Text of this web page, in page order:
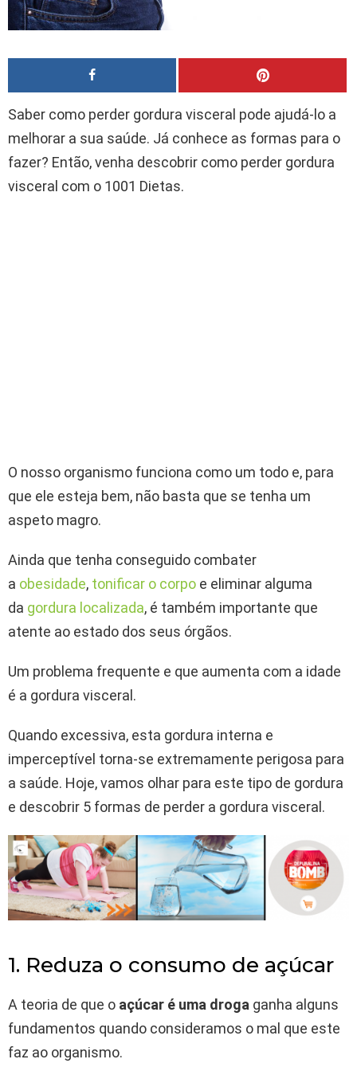
Saber como perder gordura visceral pode ajudá-lo a
melhorar a sua saúde. Já conhece as formas para o
fazer? Então, venha descobrir como perder gordura
visceral com o 1001 Dietas.
O nosso organismo funciona como um todo e, para
que ele esteja bem, não basta que se tenha um
aspeto magro.
Ainda que tenha conseguido combater
a obesidade, tonificar o corpo e eliminar alguma
da gordura localizada, é também importante que
atente ao estado dos seus órgãos.
Um problema frequente e que aumenta com a idade
é a gordura visceral.
Quando excessiva, esta gordura interna e
imperceptível torna-se extremamente perigosa para
a saúde. Hoje, vamos olhar para este tipo de gordura
e descobrir 5 formas de perder a gordura visceral.
1. Reduza o consumo de açúcar
A teoria de que o açúcar é uma droga ganha alguns
fundamentos quando consideramos o mal que este
faz ao organismo.